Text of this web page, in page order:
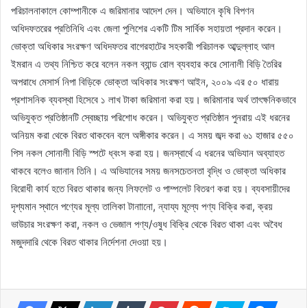
পরিচালনাকালে কোম্পানীকে এ জরিমানার আদেশ দেন। অভিযানে কৃষি বিপণন
অধিদফতরের প্রতিনিধি এবং জেলা পুলিশের একটি টিম সার্বিক সহায়তা প্রদান করেন।
ভোক্তা অধিকার সংরক্ষণ অধিদফতর বাগেরহাটের সহকারী পরিচালক আব্দুল্লাহ আল
ইমরান এ তথ্য নিশ্চিত করে বলেন নকল ব্যান্ড রোল ব্যবহার করে সোনালী বিড়ি তৈরির
অপরাধে মেসার্স নিপা বিড়িকে ভোক্তা অধিকার সংরক্ষণ আইন, ২০০৯ এর ৫০ ধারায়
প্রশাসনিক ব্যবস্থা হিসেবে ১ লাখ টাকা জরিমানা করা হয়। জরিমানার অর্থ তাৎক্ষনিকভাবে
অভিযুক্ত প্রতিষ্ঠানটি স্বেচ্ছায় পরিশোধ করেন। অভিযুক্ত প্রতিষ্ঠান পুনরায় এই ধরনের
অনিয়ম করা থেকে বিরত থাকবেন বলে অঙ্গীকার করেন। এ সময় জব্দ করা ৬১ হাজার ৫৫০
পিস নকল সোনালী বিড়ি স্পটে ধ্বংস করা হয়। জনস্বার্থে এ ধরনের অভিযান অব্যাহত
থাকবে বলেও জানান তিনি। এ অভিযানের সময় জনসচেতনতা বৃদ্ধি ও ভোক্তা অধিকার
বিরোধী কার্য হতে বিরত থাকার জন্য লিফলেট ও পাম্পলেট বিতরণ করা হয়। ব্যবসায়ীদের
দৃশ্যমান স্থানে পণ্যের মূল্য তালিকা টানাানো, ন্যায্য মূল্যে পণ্য বিক্রি করা, ক্রয়
ভাউচার সংরক্ষণ করা, নকল ও ভেজাল পণ্য/ওষুধ বিক্রি থেকে বিরত থাকা এবং অবৈধ
মজুদদারি থেকে বিরত থাকার নির্দেশনা দেওয়া হয়।